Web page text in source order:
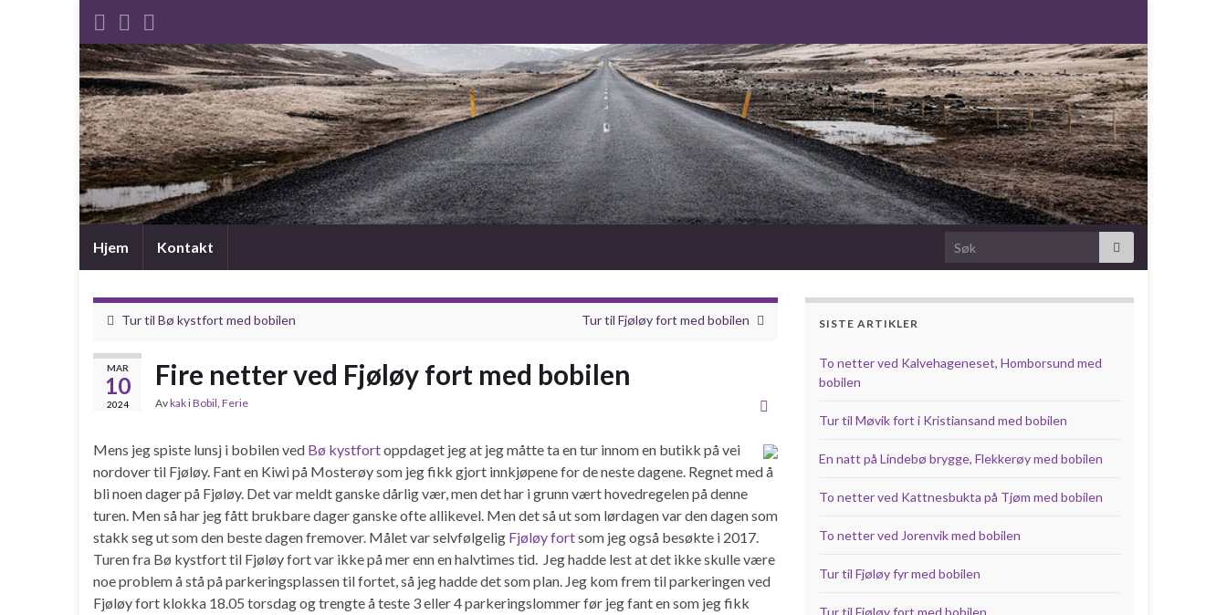
Hjem Kontakt Search for:
Tur til Bø kystfort med bobilen Tur til Fjøløy fort med bobilen
MAR
10
2024
Fire netter ved Fjøløy fort med bobilen
AvkakiBobil, Ferie
Mens jeg spiste lunsj i bobilen ved Bø kystfortoppdaget jeg at jeg måtte ta en tur innom en butikk på vei
nordover til Fjøløy. Fant en Kiwi på Mosterøy som jeg fikk gjort innkjøpene for de neste dagene. Regnet med å
bli noen dager på Fjøløy. Det var meldt ganske dårlig vær, men det har i grunn vært hovedregelen på denne
turen. Men så har jeg fått brukbare dager ganske ofte allikevel. Men det så ut som lørdagen var den dagen som
stakk seg ut som den beste dagen fremover. Målet var selvfølgelig Fjøløy fortsom jeg også besøkte i 2017.
Turen fra Bø kystfort til Fjøløy fort var ikke på mer enn en halvtimes tid. Jeg hadde lest at det ikke skulle være
noe problem å stå på parkeringsplassen til fortet, så jeg hadde det som plan. Jeg kom frem til parkeringen ved
Fjøløy fort klokka 18.05 torsdag og trengte å teste 3 eller 4 parkeringslommer før jeg fant en som jeg fikk
SISTE ARTIKLER
To netter ved Kalvehageneset, Homborsund med
bobilen
Tur til Møvik fort i Kristiansand med bobilen
En natt på Lindebø brygge, Flekkerøy med bobilen
To netter ved Kattnesbukta på Tjøm med bobilen
To netter ved Jorenvik med bobilen
Tur til Fjøløy fyr med bobilen
Tur til Fjøløy fort med bobilen